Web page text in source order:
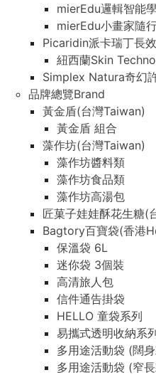
mierEdu邏輯智能
mierEdu小畫家隨
Picaridin派卡瑞丁長
紐西蘭Skin
Simplex Natura奇幻
品牌總覽Brand
黃金盾(台灣Taiwan)
黃金盾 組合
藻作坊(台灣Taiwan)
藻作坊醬料類
藻作坊食品類
藻作坊高湯包
匠菓子娃娃酥花生糖(
Bagtory百寶袋(香港
保溫袋 6L
迷你袋 3個裝
高清旅人包
信件通告掛袋
HELLO 童袋系列
易攜式透明收納系
多用途活動袋 (闊
多用途活動袋 (窄